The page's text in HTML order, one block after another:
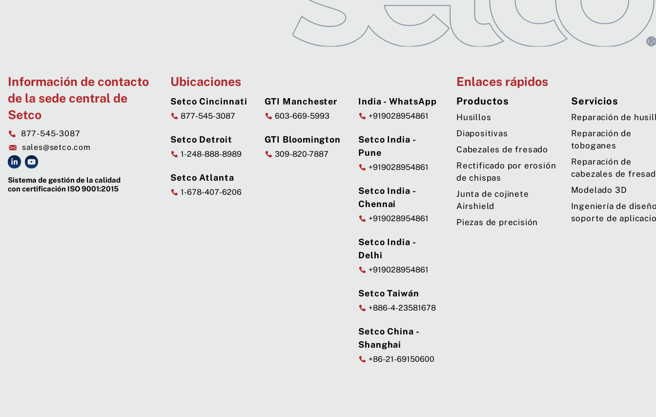
Información de contacto
de la sede central de
Setco
877-545-3087
sales@setco.com
Sistema de gestión de la calidad
con certificación ISO 9001:2015
Ubicaciones
Setco Cincinnati
877-545-3087
Setco Detroit
1-248-888-8989
Setco Atlanta
1-678-407-6206
GTI Manchester
603-669-5993
GTI Bloomington
309-820-7887
India - WhatsApp
+919028954861
Setco India -
Pune
+919028954861
Setco India -
Chennai
+919028954861
Setco India -
Delhi
+919028954861
Setco Taiwán
+886-4-23581678
Setco China -
Shanghai
+86-21-69150600
Enlaces rápidos
Productos
Husillos
Diapositivas
Cabezales de fresado
Rectificado por erosión
de chispas
Junta de cojinete
Airshield
Piezas de precisión
Servicios
Reparación de
Reparación de
toboganes
Reparación de
cabezales de
Modelado 3D
Ingeniería de
soporte de